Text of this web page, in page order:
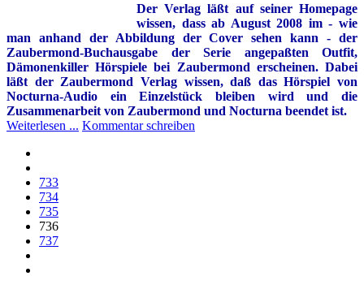
Der Verlag läßt auf seiner Homepage
wissen, dass ab August 2008 im - wie
man anhand der Abbildung der Cover sehen kann - der
Zaubermond-Buchausgabe der Serie angepaßten Outfit,
Dämonenkiller Hörspiele bei Zaubermond erscheinen. Dabei
läßt der Zaubermond Verlag wissen, daß das Hörspiel von
Nocturna-Audio ein Einzelstück bleiben wird und die
Zusammenarbeit von Zaubermond und Nocturna beendet ist.
Weiterlesen ... Kommentar schreiben
733
734
735
736
737